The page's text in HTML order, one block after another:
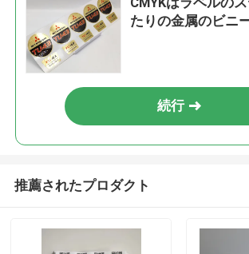
たりの金属のビニ
続行
推薦されたプロダクト